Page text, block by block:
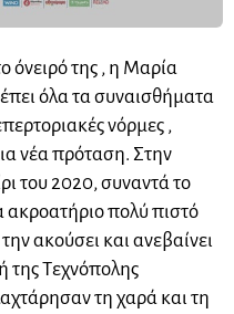
όνειρό της , η Μαρία
όλα τα συναισθήματα
νόρμες ,
νέα πρόταση. Στην
του 2020, συναντά το
ακροατήριο πολύ πιστό
ακούσει και ανεβαίνει
της Τεχνόπολης
τη χαρά και τη